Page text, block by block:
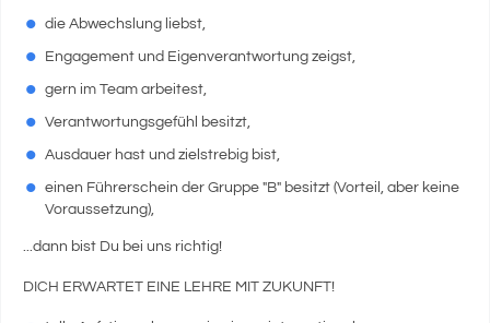
die Abwechslung liebst,
Engagement und Eigenverantwortung zeigst,
gern im Team arbeitest,
Verantwortungsgefühl besitzt,
Ausdauer hast und zielstrebig bist,
einen Führerschein der Gruppe "B" besitzt (Vorteil, aber keine
Voraussetzung),
...dann bist Du bei uns richtig!
DICH ERWARTET EINE LEHRE MIT ZUKUNFT!